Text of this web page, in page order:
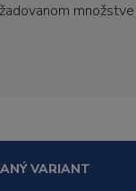
VARIANT